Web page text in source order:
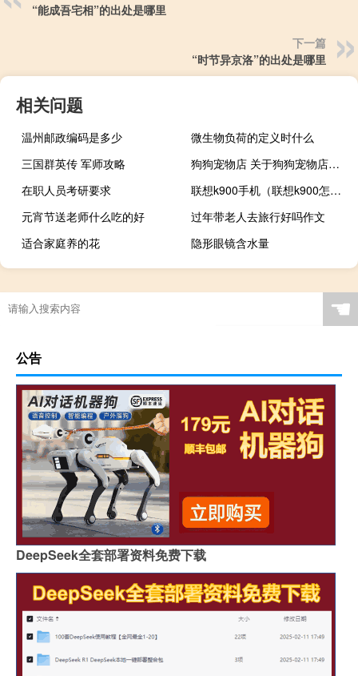
“能成吾宅相”的出处是哪里
下一篇
“时节异京洛”的出处是哪里
相关问题
温州邮政编码是多少
微生物负荷的定义时什么
三国群英传 军师攻略
狗狗宠物店 关于狗狗宠物店的介绍
在职人员考研要求
联想k900手机（联想k900怎么样）
元宵节送老师什么吃的好
过年带老人去旅行好吗作文
适合家庭养的花
隐形眼镜含水量
☚
公告
DeepSeek全套部署资料免费下载